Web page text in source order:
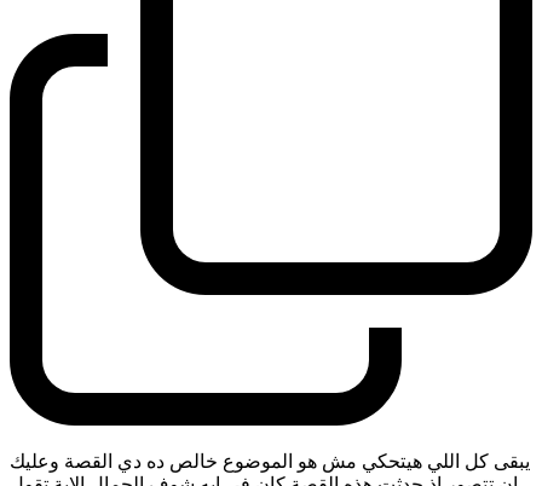
يبقى كل اللي هيتحكي مش هو الموضوع خالص ده دي القصة وعليك